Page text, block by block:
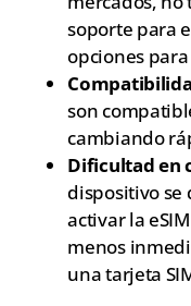
soporte para
opciones
son
cambiando
Dificultad en
dispositivo se
activar la
menos
una tarjeta